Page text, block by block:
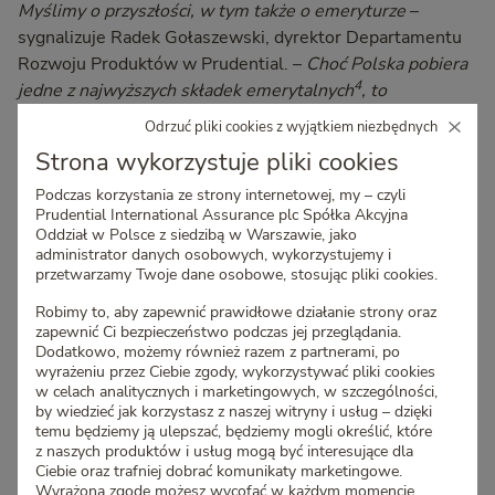
Myślimy o przyszłości, w tym także o emeryturze–
sygnalizuje Radek Gołaszewski, dyrektor Departamentu
Rozwoju Produktów w Prudential. – Choć Polska pobiera
jedne z najwyższych składek emerytalnych4, to
świadczenia wypłacane seniorom wciąż nie są wysokie, a
godne i spokojne życie. To mobilizuje Polaków do tego by
na własną rękę szukać rozwiązań finansowych, które
zapewnią im godną jesień życia– dodaje ekspert,
odpowiedzialny także za wdrożenie i rozwój produktów
inwestycyjnych, w tym PRU Inwestycja. To nowe
rozwiązanie w ofercie Prudential, opracowane z myślą o
klientach, poszukujących długoterminowych,
alternatywnych sposobów na zainwestowanie wolnych
środków, jakie dotychczas lokowali w banku i w zamian za
wyższy potencjał zysku niż na lokatach są skłonni podjąć
ryzyko inwestycyjne. Jednocześnie nie posiadają czasu i
odpowiedniej wiedzy by samodzielnie zainwestować w
rynek papierów wartościowych.
Strona wykorzystuje pliki cookies
Podczas korzystania ze strony internetowej, my – czyli
Prudential International Assurance plc Spółka Akcyjna
Oddział w Polsce z siedzibą w Warszawie, jako
administrator danych osobowych, wykorzystujemy i
przetwarzamy Twoje dane osobowe, stosując pliki cookies.
Robimy to, aby zapewnić prawidłowe działanie strony oraz
zapewnić Ci bezpieczeństwo podczas jej przeglądania.
Dodatkowo, możemy również razem z partnerami, po
wyrażeniu przez Ciebie zgody, wykorzystywać pliki cookies
w celach analitycznych i marketingowych, w szczególności,
by wiedzieć jak korzystasz z naszej witryny i usług – dzięki
temu będziemy ją ulepszać, będziemy mogli określić, które
z naszych produktów i usług mogą być interesujące dla
Ciebie oraz trafniej dobrać komunikaty marketingowe.
Wyrażoną zgodę możesz wycofać w każdym momencie,
Odrzuć pliki cookies z wyjątkiem niezbędnych